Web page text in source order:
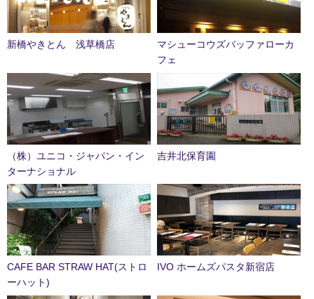
新橋やきとん 浅草橋店
マシューコウズバッファローカ
フェ
（株）ユニコ・ジャパン・イン
ターナショナル
吉井北保育園
CAFE BAR STRAW HAT(ストロ
ーハット)
IVO ホームズパスタ新宿店